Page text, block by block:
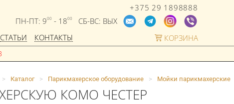
+375 29 1898888
ПН-ПТ: 900 - 1800
СБ-ВС: ВЫХ
СТАТЬИ КОНТАКТЫ КОРЗИНА
> Каталог > Парикмахерское оборудование > Мойки парикмахерские
КОМО ЧЕСТЕР